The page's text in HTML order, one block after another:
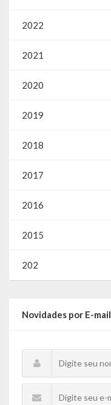
2022
2021
2020
2019
2018
2017
2016
2015
202
Novidades por E-mail